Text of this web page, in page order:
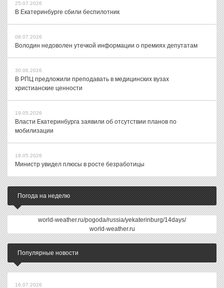
25.07.2026
В Екатеринбурге сбили беспилотник
08.07.2026
Володин недоволен утечкой информации о премиях депутатам
30.06.2026
В РПЦ предложили преподавать в медицинских вузах
христианские ценности
19.05.2026
Власти Екатеринбурга заявили об отсутствии планов по
мобилизации
18.05.2026
Министр увидел плюсы в росте безработицы
Погода на неделю
world-weather.ru/pogoda/russia/yekaterinburg/14days/
world-weather.ru
Популярные новости
16.07.2026